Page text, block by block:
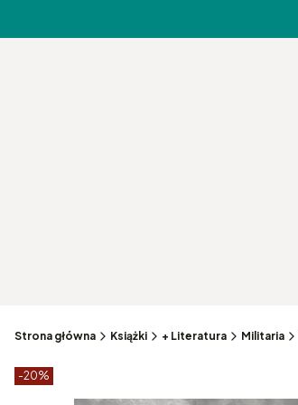
Strona główna Książki + Literatura Militaria
Etykiety produktu
-20%